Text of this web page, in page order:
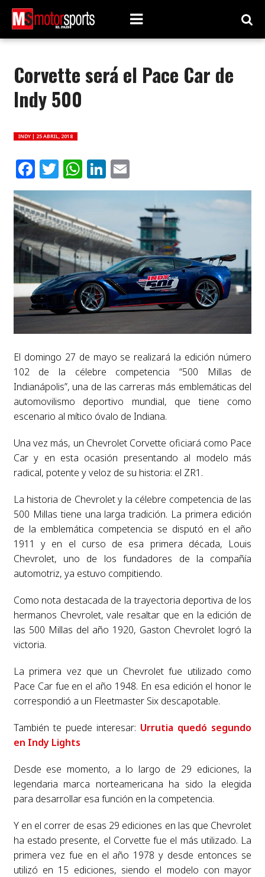
Corvette será el Pace Car de
Indy 500
INDY | 25 ABRIL, 2018
Facebook
Twitter
WhatsApp
LinkedIn
Email
El domingo 27 de mayo se realizará la edición número
102 de la célebre competencia “500 Millas de
Indianápolis”, una de las carreras más emblemáticas del
automovilismo deportivo mundial, que tiene como
escenario al mítico óvalo de Indiana.
Una vez más, un Chevrolet Corvette oficiará como Pace
Car y en esta ocasión presentando al modelo más
radical, potente y veloz de su historia: el ZR1.
La historia de Chevrolet y la célebre competencia de las
500 Millas tiene una larga tradición. La primera edición
de la emblemática competencia se disputó en el año
1911 y en el curso de esa primera década, Louis
Chevrolet, uno de los fundadores de la compañía
automotriz, ya estuvo compitiendo.
Como nota destacada de la trayectoria deportiva de los
hermanos Chevrolet, vale resaltar que en la edición de
las 500 Millas del año 1920, Gaston Chevrolet logró la
victoria.
La primera vez que un Chevrolet fue utilizado como
Pace Car fue en el año 1948. En esa edición el honor le
correspondió a un Fleetmaster Six descapotable.
También te puede interesar: Urrutia quedó segundo
en Indy Lights
Desde ese momento, a lo largo de 29 ediciones, la
legendaria marca norteamericana ha sido la elegida
para desarrollar esa función en la competencia.
Y en el correr de esas 29 ediciones en las que Chevrolet
ha estado presente, el Corvette fue el más utilizado. La
primera vez fue en el año 1978 y desde entonces se
utilizó en 15 ediciones, siendo el modelo con mayor